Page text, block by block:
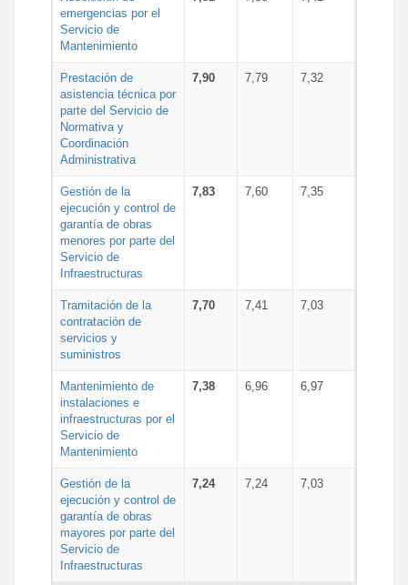
emergencias por el
Servicio de
Mantenimiento
Prestación de
asistencia técnica por
parte del Servicio de
Normativa y
Coordinación
Administrativa
7,90 7,79 7,32
Gestión de la
ejecución y control de
garantía de obras
menores por parte del
Servicio de
Infraestructuras
7,83 7,60 7,35
Tramitación de la
contratación de
servicios y
suministros
7,70 7,41 7,03
Mantenimiento de
instalaciones e
infraestructuras por el
Servicio de
Mantenimiento
7,38 6,96 6,97
Gestión de la
ejecución y control de
garantía de obras
mayores por parte del
Servicio de
Infraestructuras
7,24 7,24 7,03